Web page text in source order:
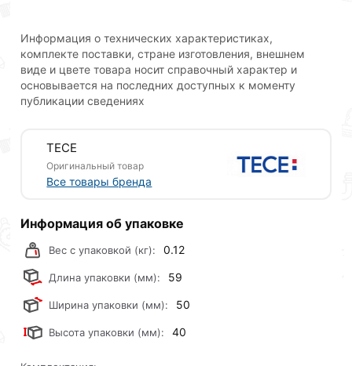
кнопку«Быстрый заказ». Также можете оформить
заказ позвонив по контактам указанным на сайте.
Условия доставки и цены на товар Уголок с
Наши профессиональные менеджеры обработают
заказ и свяжутся с Вами для согласования условий
описанием, характеристиками и отзывами.
Данний товар от производителя
соответствует всем стандартам качества. Возврат
купленного товарa в течение 30 дней (наличие чека
обязательно).
Информация о технических характеристиках,
комплекте поставки, стране изготовления, внешнем
виде и цвете товара носит справочный характер и
основывается на последних доступных к моменту
публикации сведениях
TECE
Оригинальный товар
Все товары бренда
Информация об упаковке
Вес с упаковкой (кг): 0.12
Длина упаковки (мм): 59
Ширина упаковки (мм): 50
Высота упаковки (мм): 40